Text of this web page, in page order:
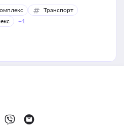
Транспорт
+1